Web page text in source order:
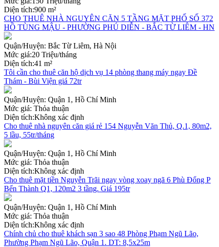
Diện tích:900 m²
CHO THUÊ NHÀ NGUYÊN CĂN 5 TẦNG MẶT PHỐ SỐ 372
HỒ TÙNG MẬU - PHƯỜNG PHÚ DIỄN - BẮC TỪ LIÊM - HN
Quận/Huyện: Bắc Từ Liêm, Hà Nội
Mức giá:20 Triệu/tháng
Diện tích:41 m²
Tôi cần cho thuê căn hộ dịch vụ 14 phòng thang máy ngay Đề
Thám - Bùi Viện giá 72tr
Quận/Huyện: Quận 1, Hồ Chí Minh
Mức giá: Thỏa thuận
Diện tích:Không xác định
Cho thuê nhà nguyên căn giá rẻ 154 Nguyễn Văn Thủ, Q.1, 80m2,
5 lầu, 55tr/tháng
Quận/Huyện: Quận 1, Hồ Chí Minh
Mức giá: Thỏa thuận
Diện tích:Không xác định
Cho thuê mặt tiền Nguyễn Trãi ngay vòng xoay ngã 6 Phù Đổng P
Bến Thành Q1, 120m2 3 tầng. Giá 195tr
Quận/Huyện: Quận 1, Hồ Chí Minh
Mức giá: Thỏa thuận
Diện tích:Không xác định
Chính chủ cho thuê khách sạn 3 sao 48 Phòng Phạm Ngũ Lão,
Phường Phạm Ngũ Lão, Quận 1. DT: 8,5x25m